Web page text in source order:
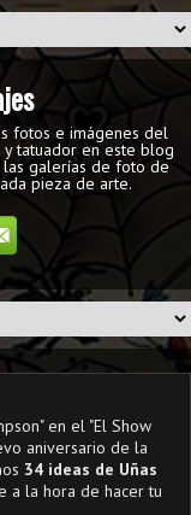
fotos e imágenes del
tatuador en este blog
galerías de foto de
pieza de arte.
en el "El Show
aniversario de la
34 ideas de Uñas
a la hora de hacer tu